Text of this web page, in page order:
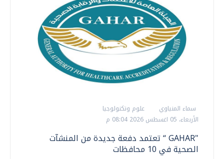
سماء المنياوي
علوم وتكنولوجيا
الأربعاء، 05 اغسطس 2026 08:04 م
"GAHAR “ تعتمد دفعة جديدة من المنشآت
الصحية في 10 محافظات